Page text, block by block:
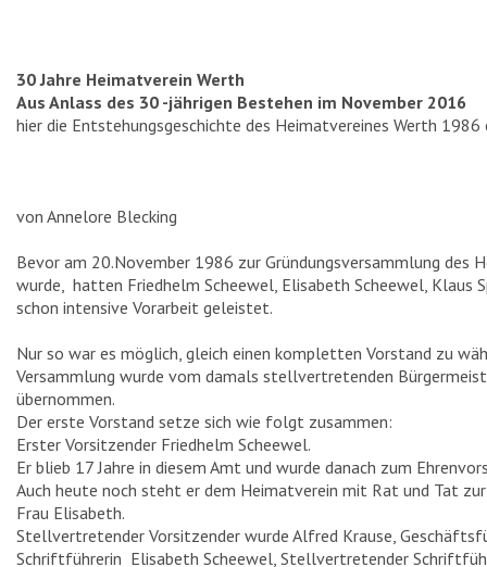
SCHLUSENBRÜCKE
WERTHER MÜHLENTAG
WERTHER WEIHNACHTSMARKT
SONNENBLUMENWETTBEWERB
BLUMENAKTION
OSTERFEUER
OBSTBAUMSCHNITT
SKATTURNIER
PALMSONNTAG
FAMILIENTAG
30 Jahre Heimatverein Werth
Aus Anlass des 30 -jährigen Bestehen im November 2016
hier die Entstehungsgeschichte des Heimatvereines Werth 1986
von Annelore Blecking
Bevor am 20.November 1986 zur Gründungsversammlung des
wurde, hatten Friedhelm Scheewel, Elisabeth Scheewel, Klaus
schon intensive Vorarbeit geleistet.
Nur so war es möglich, gleich einen kompletten Vorstand zu
Versammlung wurde vom damals stellvertretenden
übernommen.
Der erste Vorstand setze sich wie folgt zusammen:
Erster Vorsitzender Friedhelm Scheewel.
Er blieb 17 Jahre in diesem Amt und wurde danach zum
Auch heute noch steht er dem Heimatverein mit Rat und Tat
Frau Elisabeth.
Stellvertretender Vorsitzender wurde Alfred Krause,
Schriftführerin Elisabeth Scheewel, Stellvertretender